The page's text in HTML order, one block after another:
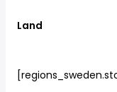
Land